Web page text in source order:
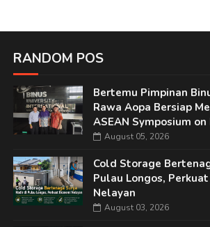
RANDOM POS
Bertemu Pimpinan
Rawa Aopa Bersiap
ASEAN Symposium
August 05, 2026
Cold Storage
Pulau Longos,
Nelayan
August 03, 2026